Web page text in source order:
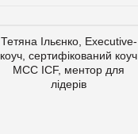
Тетяна Ільєнко, Executive-
коуч, сертифікований коуч
МСС ICF, ментор для
лідерів